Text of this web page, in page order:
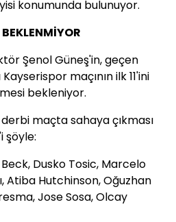
konumunda bulunuyor.
Şenol Güneş'in, geçen
maçının ilk 11'ini
bekleniyor.
maçta sahaya çıkması
şöyle:
Dusko Tosic, Marcelo
Atiba Hutchinson, Oğuzhan
Jose Sosa, Olcay